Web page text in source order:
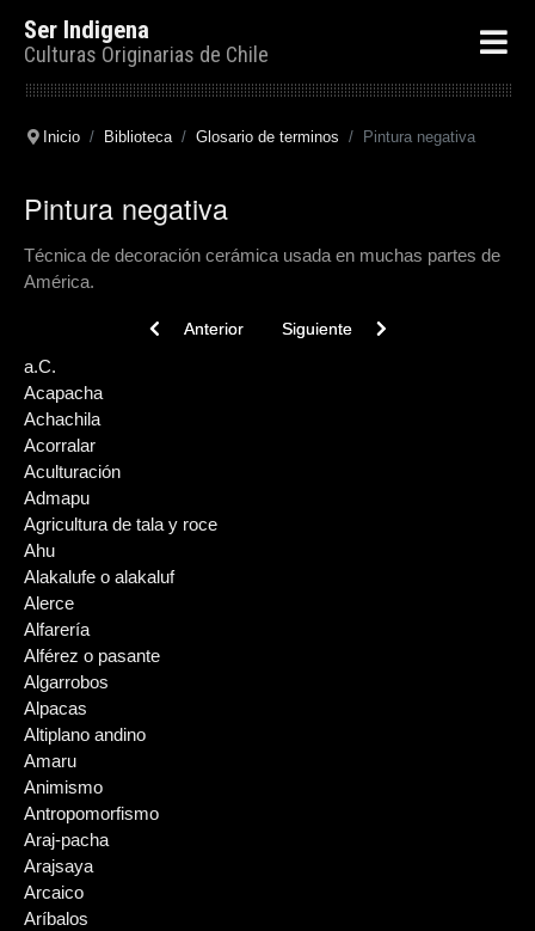
Ser Indigena
Culturas Originarias de Chile
Inicio Biblioteca Glosario de terminos Pintura negativa
Pintura negativa
Técnica de decoración cerámica usada en muchas partes de
América.
Previous article: Pirca
Anterior Next article: Pillantún
Siguiente
a.C.
Acapacha
Achachila
Acorralar
Aculturación
Admapu
Agricultura de tala y roce
Ahu
Alakalufe o alakaluf
Alerce
Alfarería
Alférez o pasante
Algarrobos
Alpacas
Altiplano andino
Amaru
Animismo
Antropomorfismo
Araj-pacha
Arajsaya
Arcaico
Aríbalos